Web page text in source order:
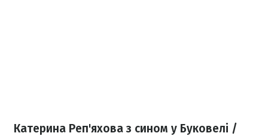
Катерина Реп'яхова з сином у Буковелі /